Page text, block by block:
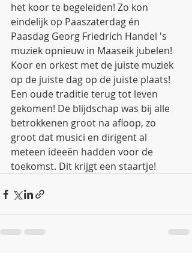
het koor te begeleiden! Zo kon
eindelijk op Paaszaterdag én
Paasdag Georg Friedrich Handel 's
muziek opnieuw in Maaseik jubelen!
Koor en orkest met de juiste muziek
op de juiste dag op de juiste plaats!
Een oude traditie terug tot leven
gekomen! De blijdschap was bij alle
betrokkenen groot na afloop, zo
groot dat musici en dirigent al
meteen ideeën hadden voor de
toekomst. Dit krijgt een staartje!